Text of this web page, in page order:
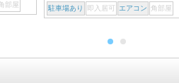
部屋 駐車場あり 即入居可 エアコン 角部屋